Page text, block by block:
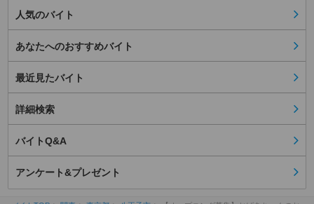
人気のバイト
あなたへのおすすめバイト
最近見たバイト
詳細検索
バイトQ&A
アンケート&プレゼント